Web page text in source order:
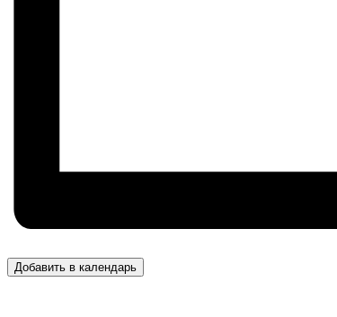
Добавить в календарь